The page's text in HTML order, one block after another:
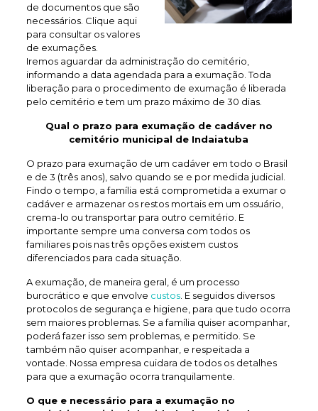
de documentos que são
necessários. Clique aqui
para consultar os valores
de exumações.
Iremos aguardar da administração do cemitério,
informando a data agendada para a exumação. Toda
liberação para o procedimento de exumação é liberada
pelo cemitério e tem um prazo máximo de 30 dias.
Qual o prazo para exumação de cadáver no
cemitério municipal de Indaiatuba
O prazo para exumação de um cadáver em todo o Brasil
e de 3 (três anos), salvo quando se e por medida judicial.
Findo o tempo, a família está comprometida a exumar o
cadáver e armazenar os restos mortais em um ossuário,
crema-lo ou transportar para outro cemitério. E
importante sempre uma conversa com todos os
familiares pois nas três opções existem custos
diferenciados para cada situação.
A exumação, de maneira geral, é um processo
burocrático e que envolve custos. E seguidos diversos
protocolos de segurança e higiene, para que tudo ocorra
sem maiores problemas. Se a família quiser acompanhar,
poderá fazer isso sem problemas, e permitido. Se
também não quiser acompanhar, e respeitada a
vontade. Nossa empresa cuidara de todos os detalhes
para que a exumação ocorra tranquilamente.
O que e necessário para a exumação no